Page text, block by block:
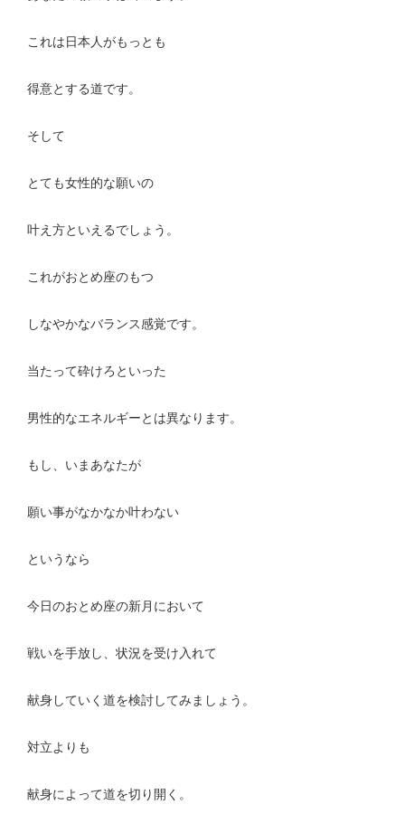
これは日本人がもっとも
得意とする道です。
そして
とても女性的な願いの
叶え方といえるでしょう。
これがおとめ座のもつ
しなやかなバランス感覚です。
当たって砕けろといった
男性的なエネルギーとは異なります。
もし、いまあなたが
願い事がなかなか叶わない
というなら
今日のおとめ座の新月において
戦いを手放し、状況を受け入れて
献身していく道を検討してみましょう。
対立よりも
献身によって道を切り開く。